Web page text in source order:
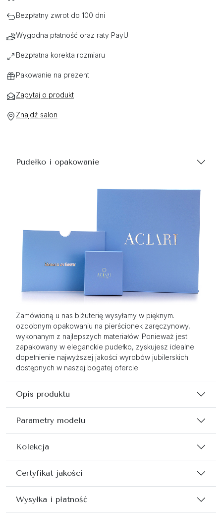
Bezpłatny zwrot do 100 dni
Wygodna płatność oraz raty PayU
Bezpłatna korekta rozmiaru
Pakowanie na prezent
Zapytaj o produkt
Znajdź salon
Pudełko i opakowanie
Zamówioną u nas biżuterię wysyłamy w pięknym.
ozdobnym opakowaniu na pierścionek zaręczynowy,
wykonanym z najlepszych materiałów. Ponieważ jest
zapakowany w eleganckie pudełko, zyskujesz idealne
dopełnienie najwyższej jakości wyrobów jubilerskich
dostępnych w naszej bogatej ofercie.
Opis produktu
Parametry modelu
Kolekcja
Certyfikat jakości
Wysyłka i płatność